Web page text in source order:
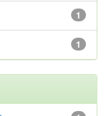
1
1